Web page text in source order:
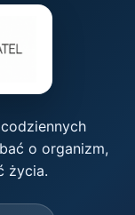
o organizm,
życia.